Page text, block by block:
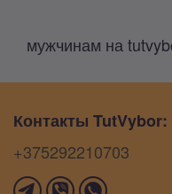
мужчинам на
Контакты TutVybor:
+375292210703